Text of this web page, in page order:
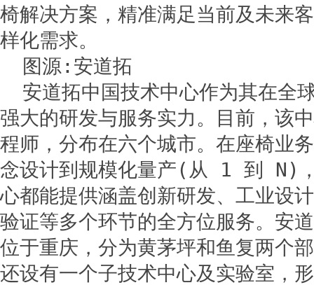
椅解决方案，精准满足当前及未来
样化需求。
图源:安道拓
安道拓中国技术中心作为其在全
强大的研发与服务实力。目前，该
程师，分布在六个城市。在座椅业
念设计到规模化量产(从 1 到 N)
心都能提供涵盖创新研发、工业设
验证等多个环节的全方位服务。安
位于重庆，分为黄茅坪和鱼复两个
还设有一个子技术中心及实验室，